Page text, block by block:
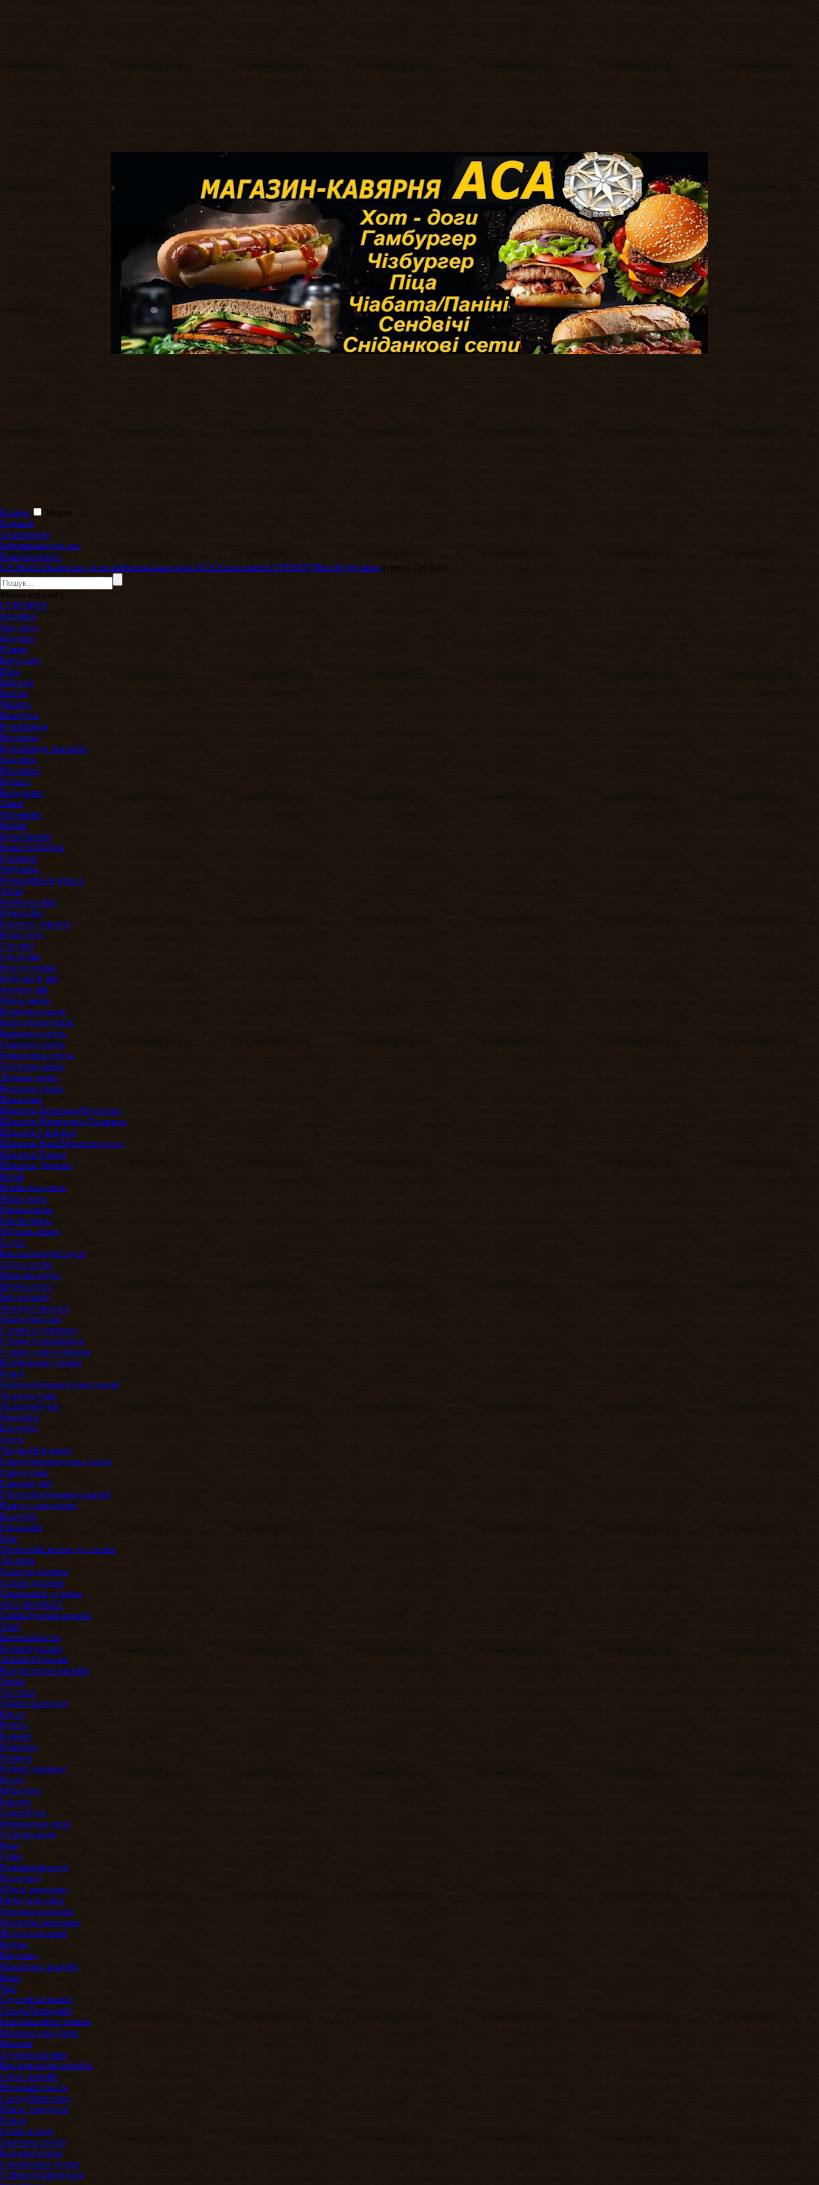
Кошик
Меню
Головне
Асортимент
Інформація про нас
Наші контакти
UA MarketЛьвівська областьМагазин-кавʼярня АСААсортиментСТРІТФУДФастфудБуритоБурито Del Taco
Меню каталогу
СТРІТФУД
Фастфуд
Хот-доги
Бургери
Паніні
Круасани
Піца
Шаурма
Багети
Чіабата
Балабухи
Бутерброди
Брускети
Бутерброди звичайні
Сендвічі
Рогалики
Бурито
Кесадилья
Такос
Фрі-меню
Біляші
Бульб'яники
Крокети/Бойли
Пиріжки
Чебуреки
Млинці&Бендерики
Зрази
Ковбаски-фрі
Птиця-фрі
Нагетси, стріпси
Корн-доги
Сир-фрі
Овочі-фрі
Картопля-фрі
Інші овочі-фрі
Фрукти-фрі
Гриль-меню
Курятина-гриль
Інша птиця-гриль
Баранина-гриль
Свинина-гриль
Яловичина-гриль
Телятина-гриль
Дичина-гриль
Веприна-гриль
Шашлики
Шашлик Баранина/Ягнятина
Шашлик Яловичина/Телятина
Шашлик Свинина
Шашлик Риба/Морепродукти
Шашлик Птиця
Шашлик Дичина
Кебаб
Ковбаски-гриль
Риба-гриль
Гриби-гриль
Овочі-гриль
Фрукти-гриль
Соуси
Кисло-солодкі соуси
Соуси гострі
Молочні соуси
Ягідні соуси
Їжа на виніс
Холодні закуски
Гарячі закуски
Страви із горщика
Страви із сковороди
Страви одного блюда
Комбіновані страви
Напої
Холодні безалкогольні напої
Холодна кава
Холодний чай
Моктейлі
Коктейлі
Смузі
Традиційні напої
Гарячі безалкогольні напої
Гаряча кава
Гарячий чай
Глінтвейн безалкогольний
Напої з алкоголем
Коктейлі
Глінтвейн
Грог
Топінги&Сиропи до напоїв
Десерти
Солодкі десерти
Солоні десерти
Смаколики до пива
АСА МАРКЕТ
Хлібо-булочні вироби
Хліб
Батони/Багети
Булки/Булочки
Лаваш/Тортилья
Кондитерські вироби
Торти
Тістечка
Дрібні солодощі
Кекси
Рулети
Печиво
Пряники
Пироги
Печені пиріжки
Коржі
Морозиво
Бакалія
Соки/Води
Мінеральна вода
Солодка вода
Квас
Соки
Напівфабрикати
Консерви
М'ясні консерви
Рибні консерви
Овочеві консерви
Фруктові консерви
Ягідні консерви
Крупи
Борошно
Макаронні вироби
Кава
Чай
Соуси&Заправки
Спеції/Приправи
Інші бакалійні товари
Молочні продукти
Молоко
Згущене молоко
Кисломолочні вироби
Сирні вироби
Вершкове масло
Спред/Маргарин
М'ясні продукти
Птиця
Свіжа птиця
Запечена птиця
Копчена птиця
Сиров'ялена птиця
Субпродукти птиця